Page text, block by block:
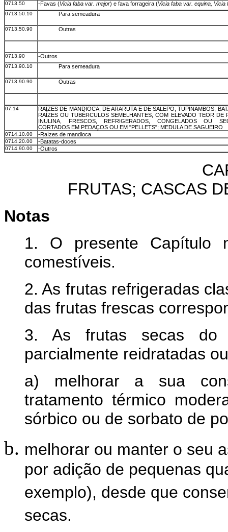
0713.50 -Favas (Vicia faba var. major) e fava forrageira (Vicia faba var. equina, Vicia
0713.50.10 Para semeadura
0713.50.90 Outras
0713.90 -Outros
0713.90.10 Para semeadura
0713.90.90 Outras
07.14
RAÍZES DE MANDIOCA, DE ARARUTA E DE SALEPO, TUPINAMBOS,
RAÍZES OU TUBÉRCULOS SEMELHANTES, COM ELEVADO TEOR DE
INULINA, FRESCOS, REFRIGERADOS, CONGELADOS OU
CORTADOS EM PEDAÇOS OU EM "PELLETS"; MEDULA DE SAGUEIRO
0714.10.00 -Raízes de mandioca
0714.20.00 -Batatas-doces
0714.90.00 -Outros
FRUTAS; CASCAS
Notas
1. O presente Capítulo
comestíveis.
2. As frutas refrigeradas
das frutas frescas
3. As frutas secas do
parcialmente reidratadas
a) melhorar a sua
tratamento térmico
sórbico ou de sorbato de
melhorar ou manter o seu
por adição de pequenas
exemplo), desde que
secas.